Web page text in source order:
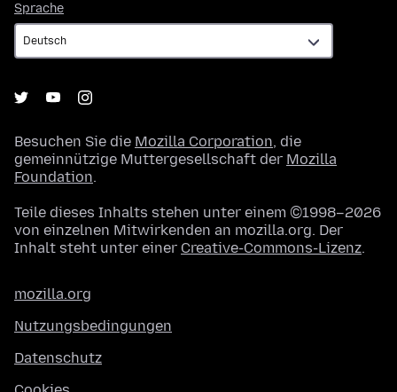
Sprache
Besuchen Sie die Mozilla Corporation, die
gemeinnützige Muttergesellschaft der Mozilla
Foundation.
Teile dieses Inhalts stehen unter einem ©1998–2026
von einzelnen Mitwirkenden an mozilla.org. Der
Inhalt steht unter einer Creative-Commons-Lizenz.
mozilla.org
Nutzungsbedingungen
Datenschutz